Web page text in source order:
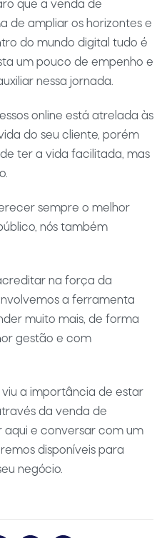
que a venda de
de ampliar os horizontes e
do mundo digital tudo é
um pouco de empenho e
nessa jornada.
online está atrelada às
do seu cliente, porém
ter a vida facilitada, mas
sempre o melhor
nós também
na força da
a ferramenta
muito mais, de forma
gestão e com
a importância de estar
da venda de
aqui e conversar com um
disponíveis para
negócio.